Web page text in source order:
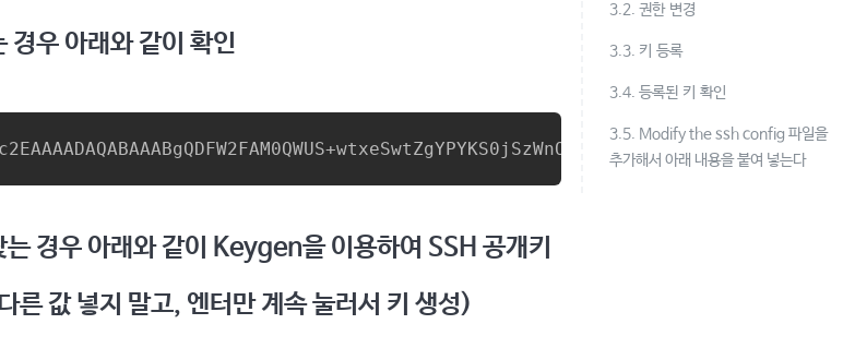
우 아래와 같이 확인
경우 아래와 같이 Keygen을 이용하여 SSH 공개키
른 값 넣지 말고, 엔터만 계속 눌러서 키 생성)
3.2. 권한 변경
3.3. 키 등록
3.4. 등록된 키 확인
3.5. Modify the ssh config 파일을
추가해서 아래 내용을 붙여 넣는다